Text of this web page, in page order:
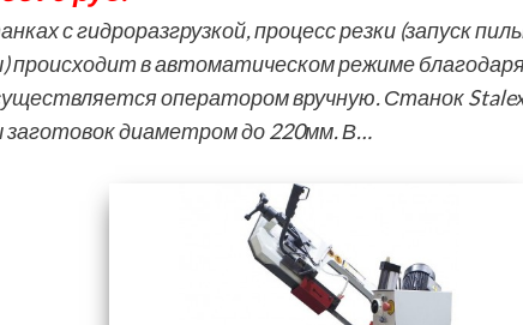
с гидроразгрузкой, процесс резки (запуск
происходит в автоматическом режиме
оператором вручную. Станок
заготовок диаметром до 220мм. В…